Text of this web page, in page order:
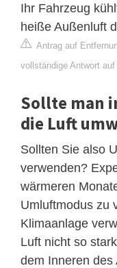
Ihr Fahrzeug
heiße Außenluft
Antrag auf
vollständige Antwort
Sollte man
die Luft
Sollten Sie also
verwenden?
wärmeren
Umluftmodus zu
Klimaanlage
Luft nicht so
dem Inneren